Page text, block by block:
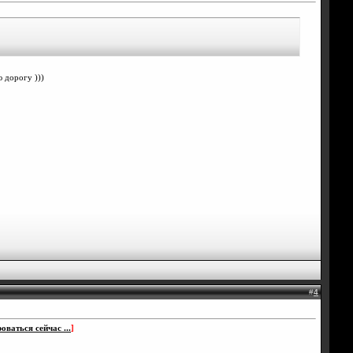
дорогу )))
#4
сейчас ...]